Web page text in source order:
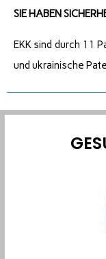
SIE HABEN
EKK sind durch 11
und ukrainische